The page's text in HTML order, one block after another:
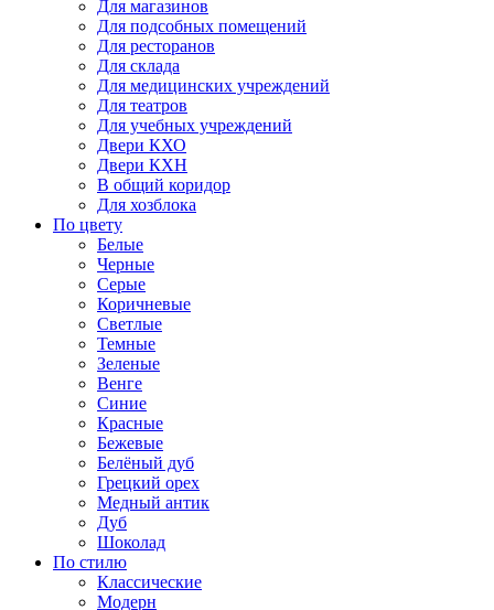
Для магазинов
Для подсобных помещений
Для ресторанов
Для склада
Для медицинских учреждений
Для театров
Для учебных учреждений
Двери КХО
Двери КХН
В общий коридор
Для хозблока
По цвету
Белые
Черные
Серые
Коричневые
Светлые
Темные
Зеленые
Венге
Синие
Красные
Бежевые
Белёный дуб
Грецкий орех
Медный антик
Дуб
Шоколад
По стилю
Классические
Модерн